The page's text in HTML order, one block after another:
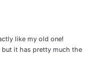
like my old one!
but it has pretty much the